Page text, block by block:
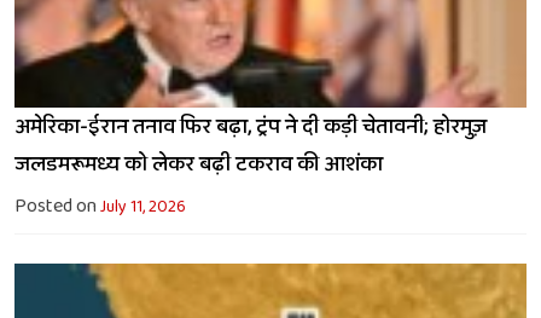
अमेरिका-ईरान तनाव फिर बढ़ा, ट्रंप ने दी कड़ी चेतावनी; होरमुज़
जलडमरूमध्य को लेकर बढ़ी टकराव की आशंका
Posted onJuly 11, 2026